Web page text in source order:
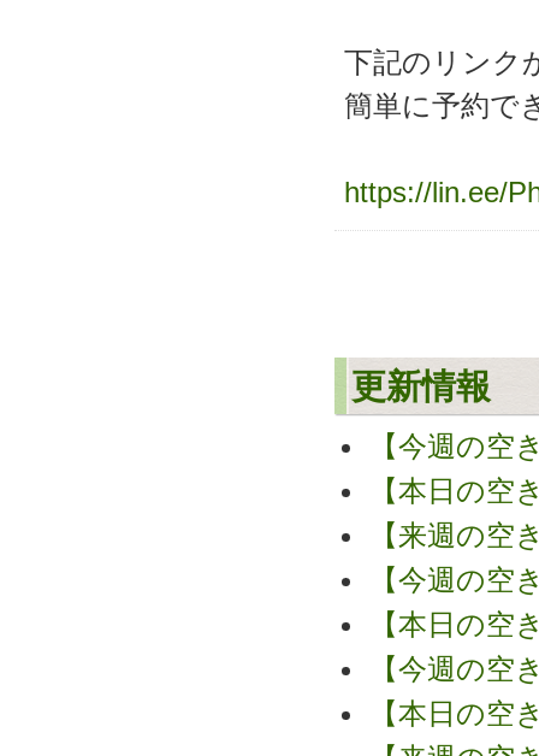
下記のリンク
簡単に予約で
https://lin.ee/
更新情報
【今週の空
【本日の空
【来週の空
【今週の空
【本日の空
【今週の空
【本日の空